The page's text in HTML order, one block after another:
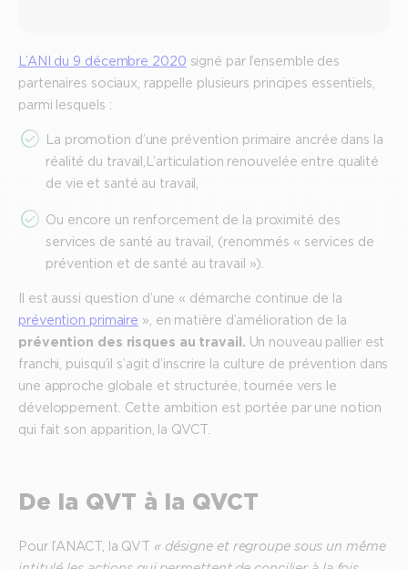
L’ANI du 9 décembre 2020 signé par l’ensemble des
partenaires sociaux, rappelle plusieurs principes essentiels,
parmi lesquels :
La promotion d’une prévention primaire ancrée dans la
réalité du travail, L’articulation renouvelée entre qualité
de vie et santé au travail,
Ou encore un renforcement de la proximité des
services de santé au travail, (renommés « services de
prévention et de santé au travail »).
Il est aussi question d’une « démarche continue de la
prévention primaire », en matière d’amélioration de la
prévention des risques au travail. Un nouveau pallier est
franchi, puisqu’il s’agit d’inscrire la culture de prévention dans
une approche globale et structurée, tournée vers le
développement. Cette ambition est portée par une notion
qui fait son apparition, la QVCT.
De la QVT à la QVCT
Pour l’ANACT, la QVT « désigne et regroupe sous un même